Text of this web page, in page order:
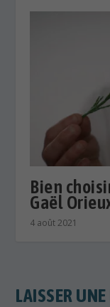
Bien
Gaël
4 août 2021
LAISSER